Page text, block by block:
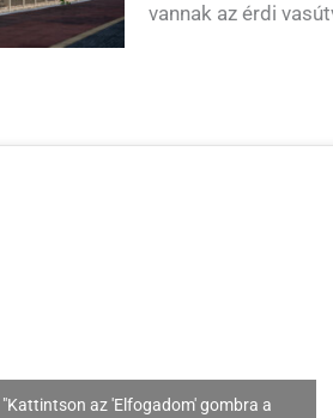
vannak az érdi
"Kattintson az 'Elfogadom' gombra a